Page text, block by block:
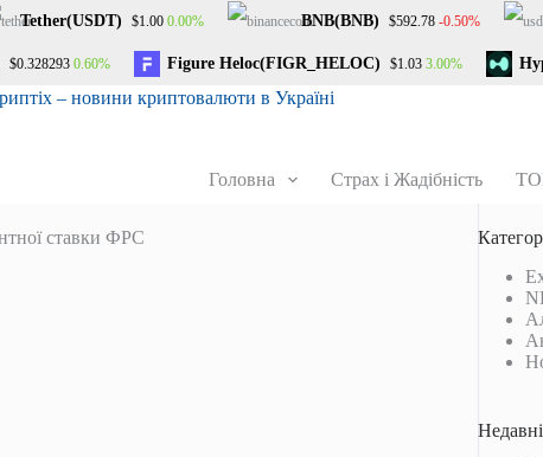
Tether(USDT) $1.00 0.00% BNB(BNB) $592.78 -0.50%
$0.328293 0.60% Figure Heloc(FIGR_HELOC) $1.03 3.00%
Головна Страх і Жадібність